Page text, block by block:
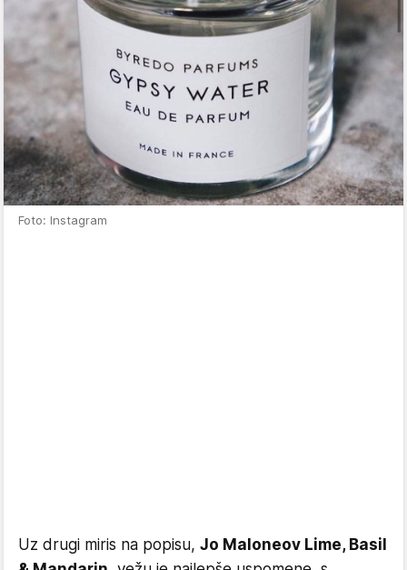
Foto: Instagram
Uz drugi miris na popisu, Jo Maloneov Lime, Basil